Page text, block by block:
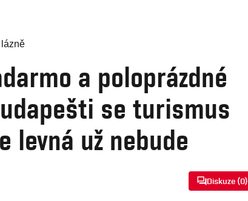
a poloprázdné
se turismus
levná už nebude
Diskuze (0)